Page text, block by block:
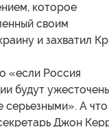
которое
своим
и захватил
«если Россия
будут
серьезными». А
Джон